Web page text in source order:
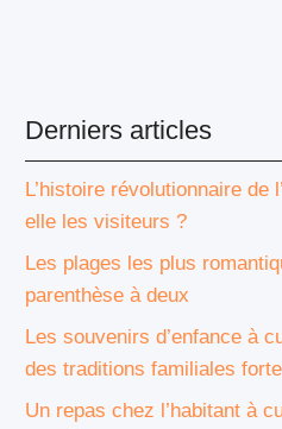
Derniers articles
L’histoire révolutionnaire de
elle les visiteurs ?
Les plages les plus
parenthèse à deux
Les souvenirs d’enfance à
des traditions familiales
Un repas chez l’habitant à